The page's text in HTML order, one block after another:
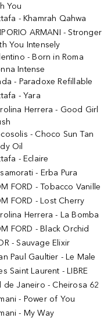
You
- Khamrah Qahwa
ARMANI - Stronger
You Intensely
- Born in Roma
Intense
- Paradoxe Refillable
- Yara
Herrera - Good Girl
- Choco Sun Tan
Oil
- Eclaire
- Erba Pura
FORD - Tobacco Vanille
FORD - Lost Cherry
Herrera - La Bomba
FORD - Black Orchid
- Sauvage Elixir
Paul Gaultier - Le Male
Saint Laurent - LIBRE
de Janeiro - Cheirosa 62
- Power of You
- My Way